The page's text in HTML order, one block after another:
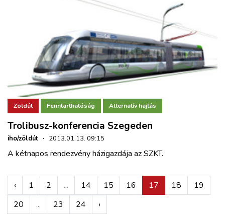
Zöldút Fenntarthatóság Alternatív hajtás
Trolibusz-konferencia Szegeden
iho/zöldút · 2013.01.13. 09:15
A kétnapos rendezvény házigazdája az SZKT.
‹ 1 2 ... 14 15 16 17 18
19
20
... 23 24 ›